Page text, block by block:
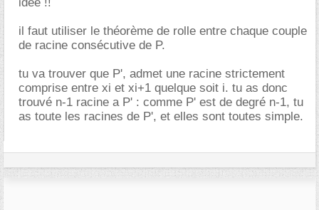
il faut utiliser le théorème de rolle entre chaque couple
de racine consécutive de P.
tu va trouver que P', admet une racine strictement
comprise entre xi et xi+1 quelque soit i. tu as donc
trouvé n-1 racine a P' : comme P' est de degré n-1, tu
as toute les racines de P', et elles sont toutes simple.